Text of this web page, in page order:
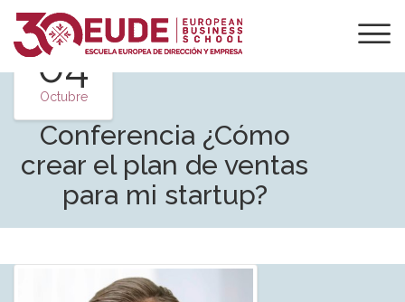
04
Octubre
Conferencia ¿Cómo
crear el plan de ventas
para mi startup?